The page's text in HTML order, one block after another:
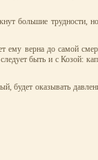
большие трудности, но
верна до самой
быть и с Козой:
будет оказывать